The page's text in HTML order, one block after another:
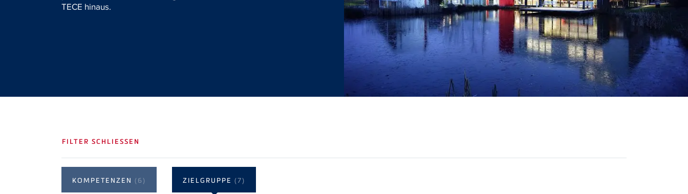
TECE hinaus.
FILTER SCHLIESSEN
KOMPETENZEN (6) ZIELGRUPPE (7)